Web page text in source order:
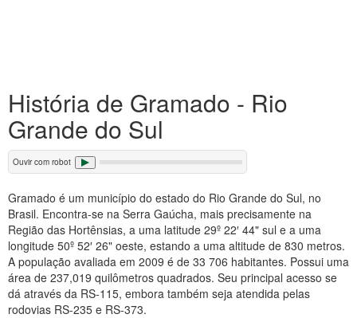
História de Gramado - Rio
Grande do Sul
Ouvir com robot
Gramado é um município do estado do Rio Grande do Sul, no
Brasil. Encontra-se na Serra Gaúcha, mais precisamente na
Região das Hortênsias, a uma latitude 29º 22′ 44" sul e a uma
longitude 50º 52′ 26" oeste, estando a uma altitude de 830 metros.
A população avaliada em 2009 é de 33 706 habitantes. Possui uma
área de 237,019 quilômetros quadrados. Seu principal acesso se
dá através da RS-115, embora também seja atendida pelas
rodovias RS-235 e RS-373.